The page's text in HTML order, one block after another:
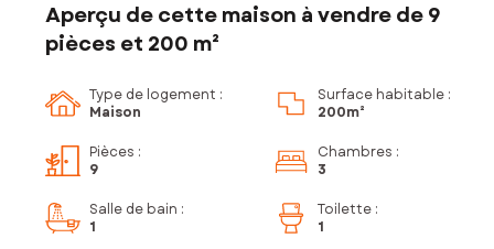
Aperçu de cette maison à vendre de 9
pièces et 200 m²
Type de logement :
Maison
Surface habitable :
200m²
Pièces :
9
Chambres :
3
Salle de bain :
1
Toilette :
1